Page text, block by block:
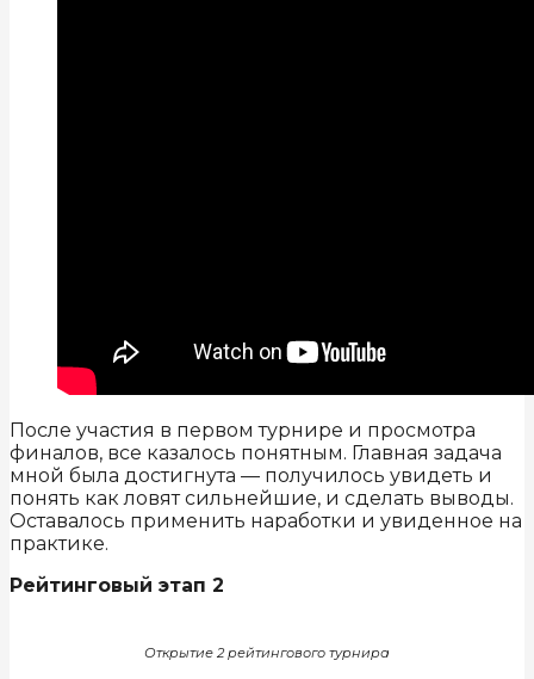
После участия в первом турнире и просмотра
финалов, все казалось понятным. Главная задача
мной была достигнута — получилось увидеть и
понять как ловят сильнейшие, и сделать выводы.
Оставалось применить наработки и увиденное на
практике.
Рейтинговый этап 2
Открытие 2 рейтингового турнира